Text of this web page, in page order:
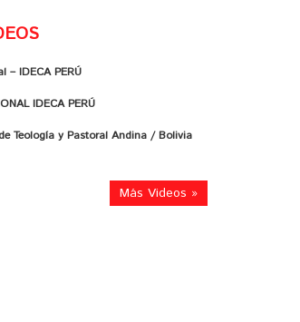
– IDECA PERÚ
IDECA PERÚ
Teología y Pastoral Andina / Bolivia
Más Videos »